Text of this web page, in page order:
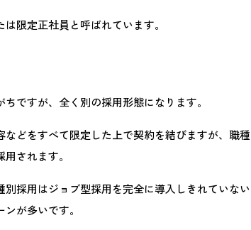
限定正社員と呼ばれています。
ですが、全く別の採用形態になります。
どをすべて限定した上で契約を結びますが、職種
されます。
採用はジョブ型採用を完全に導入しきれていない
が多いです。